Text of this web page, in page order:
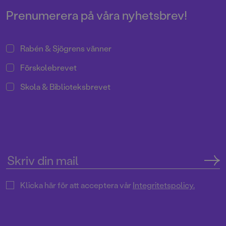
Prenumerera på våra nyhetsbrev!
Rabén & Sjögrens vänner
Förskolebrevet
Skola & Biblioteksbrevet
Klicka här för att acceptera vårIntegritetspolicy.